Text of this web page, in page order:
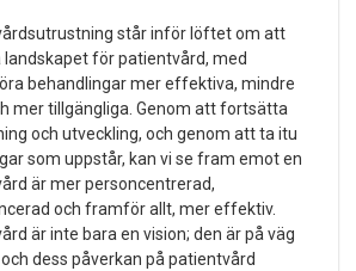
står inför löftet om att
för patientvård, med
behandlingar mer effektiva, mindre
mer tillgängliga. Genom att fortsätta
och utveckling, och genom att ta itu
som uppstår, kan vi se fram emot en
är mer personcentrerad,
och framför allt, mer effektiv.
är inte bara en vision; den är på väg
dess påverkan på patientvård